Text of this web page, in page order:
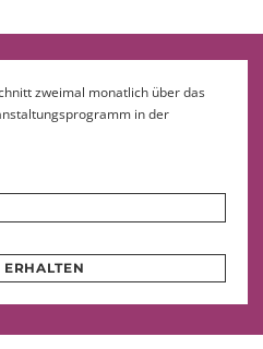
zweimal monatlich über das
in der